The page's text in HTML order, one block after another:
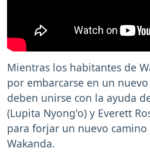
Mientras los habitantes de
por embarcarse en un
deben unirse con la ayuda
(Lupita Nyong'o) y Everett
para forjar un nuevo
Wakanda.